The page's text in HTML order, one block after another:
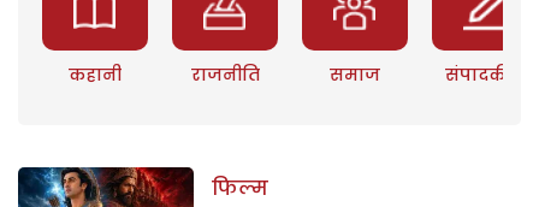
कहानी राजनीति समाज संपादकीय
फिल्म